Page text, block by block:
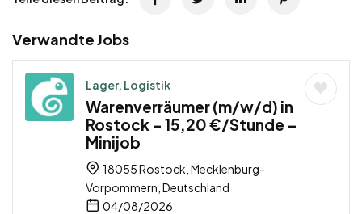
Verwandte Jobs
Lager, Logistik
Warenverräumer (m/w/d) in
Rostock – 15,20 €/Stunde –
Minijob
18055 Rostock, Mecklenburg-
Vorpommern, Deutschland
04/08/2026